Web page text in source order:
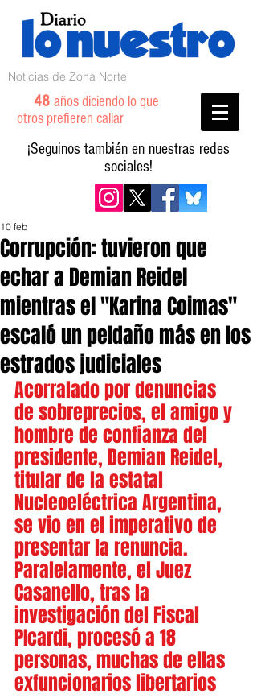
Noticias de Zona Norte
48 años diciendo lo que
otros prefieren callar
¡Seguinos también en nuestras redes
sociales!
Corrupción: tuvieron que
echar a Demian Reidel
mientras el "Karina Coimas"
escaló un peldaño más en los
estrados judiciales
10 feb
Acorralado por denuncias
de sobreprecios, el amigo y
hombre de confianza del
presidente, Demian Reidel,
titular de la estatal
Nucleoeléctrica Argentina,
se vio en el imperativo de
presentar la renuncia.
Paralelamente, el Juez
Casanello, tras la
investigación del Fiscal
PIcardi, procesó a 18
personas, muchas de ellas
exfuncionarios libertarios